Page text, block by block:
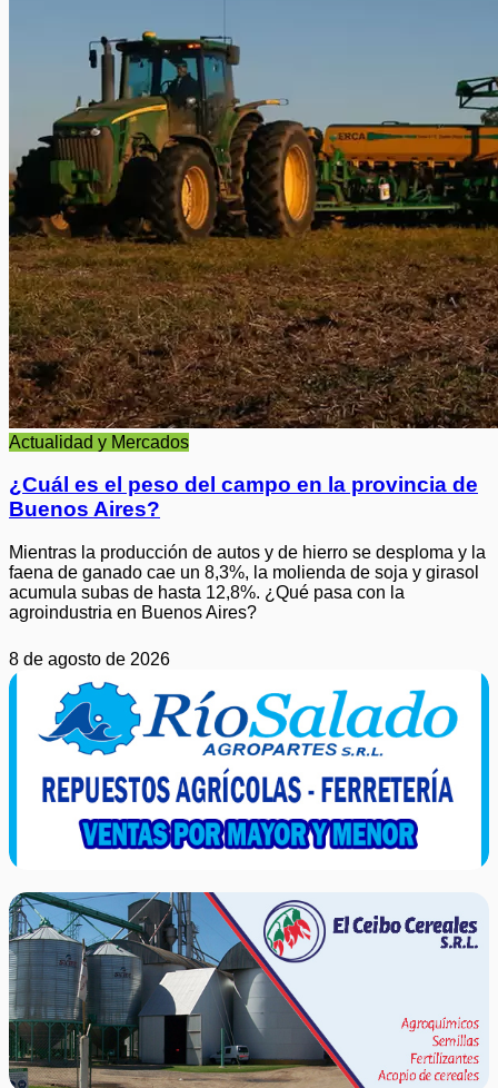
Actualidad y Mercados
¿Cuál es el peso del campo en la provincia de
Buenos Aires?
Mientras la producción de autos y de hierro se desploma y la
faena de ganado cae un 8,3%, la molienda de soja y girasol
acumula subas de hasta 12,8%. ¿Qué pasa con la
agroindustria en Buenos Aires?
8 de agosto de 2026